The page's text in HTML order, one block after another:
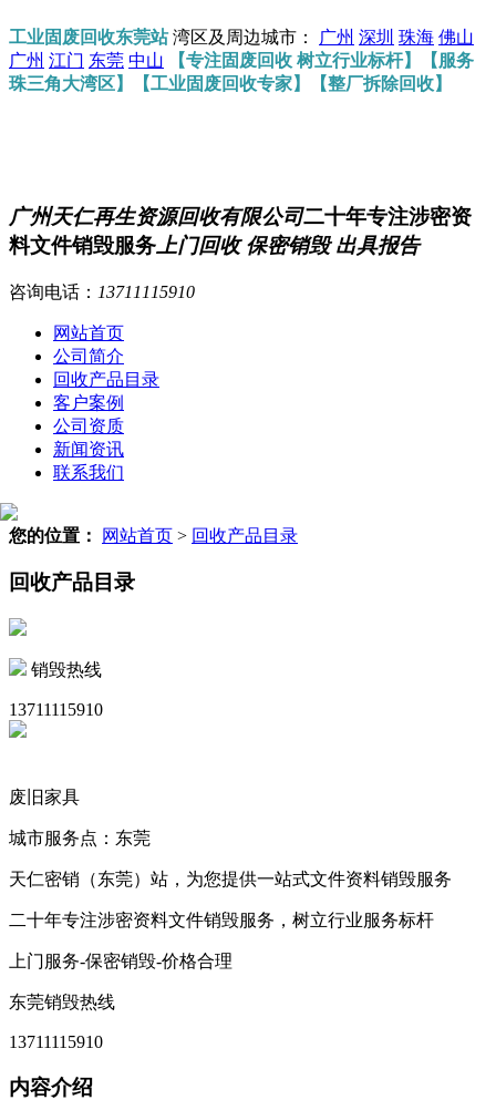
工业固废回收东莞站湾区及周边城市： 广州 深圳 珠海 佛山
广州 江门 东莞 中山
【专注固废回收 树立行业标杆】【服务
珠三角大湾区】【工业固废回收专家】【整厂拆除回收】
广州天仁再生资源回收有限公司二十年专注涉密资
料文件销毁服务 上门回收 保密销毁 出具报告
咨询电话： 13711115910
网站首页
公司简介
回收产品目录
客户案例
公司资质
新闻资讯
联系我们
您的位置： 网站首页 > 回收产品目录
回收产品目录
销毁热线
13711115910
废旧家具
城市服务点：东莞
天仁密销（东莞）站，为您提供一站式文件资料销毁服务
二十年专注涉密资料文件销毁服务，树立行业服务标杆
上门服务-保密销毁-价格合理
东莞销毁热线
13711115910
内容介绍